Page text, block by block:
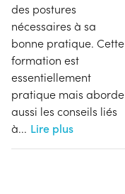
des postures
nécessaires à sa
bonne pratique. Cette
formation est
essentiellement
pratique mais aborde
aussi les conseils liés
à... Lire plus